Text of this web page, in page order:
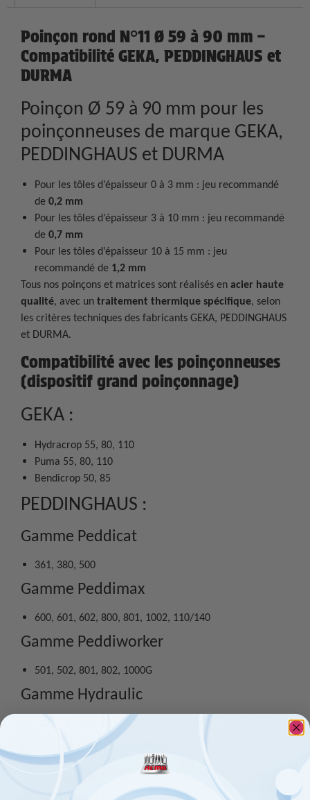
Poinçon rond N°11 Ø 59 à 90 mm –
Compatibilité GEKA, PEDDINGHAUS et
DURMA
Poinçon Ø 59 à 90 mm pour les
poinçonneuses de marque GEKA,
PEDDINGHAUS et DURMA
Pour les tôles d’épaisseur 0 à 3 mm : jeu recommandé
de 0,2 mm
Pour les tôles d’épaisseur 3 à 10 mm : jeu recommandé
de 0,7 mm
Pour les tôles d’épaisseur 10 à 15 mm : jeu
recommandé de 1,2 mm
Tous nos poinçons et matrices sont réalisés en acier haute
qualité, avec un traitement thermique spécifique, selon
les critères techniques des fabricants GEKA, PEDDINGHAUS
et DURMA.
Compatibilité avec les poinçonneuses
(dispositif grand poinçonnage)
GEKA :
Hydracrop 55, 80, 110
Puma 55, 80, 110
Bendicrop 50, 85
PEDDINGHAUS :
Gamme Peddicat
361, 380, 500
Gamme Peddimax
600, 601, 602, 800, 801, 1002, 110/140
Gamme Peddiworker
501, 502, 801, 802, 1000G
Gamme Hydraulic
100, 280, 301, 501, 502, 800, 1000, 1001
Gamme Peddimaster
100/160, 110/170, 800/1100, 1100/1700